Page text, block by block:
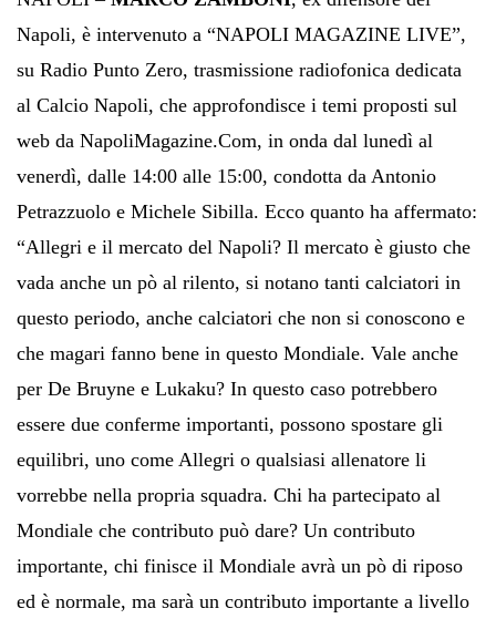
Napoli, è intervenuto a “NAPOLI MAGAZINE LIVE”,
su Radio Punto Zero, trasmissione radiofonica dedicata
al Calcio Napoli, che approfondisce i temi proposti sul
web da NapoliMagazine.Com, in onda dal lunedì al
venerdì, dalle 14:00 alle 15:00, condotta da Antonio
Petrazzuolo e Michele Sibilla. Ecco quanto ha affermato:
“Allegri e il mercato del Napoli? Il mercato è giusto che
vada anche un pò al rilento, si notano tanti calciatori in
questo periodo, anche calciatori che non si conoscono e
che magari fanno bene in questo Mondiale. Vale anche
per De Bruyne e Lukaku? In questo caso potrebbero
essere due conferme importanti, possono spostare gli
equilibri, uno come Allegri o qualsiasi allenatore li
vorrebbe nella propria squadra. Chi ha partecipato al
Mondiale che contributo può dare? Un contributo
importante, chi finisce il Mondiale avrà un pò di riposo
ed è normale, ma sarà un contributo importante a livello